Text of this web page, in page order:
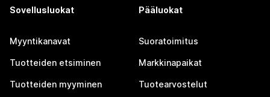
Sovellusluokat
Myyntikanavat
Tuotteiden etsiminen
Tuotteiden myyminen
Pääluokat
Suoratoimitus
Markkinapaikat
Tuotearvostelut